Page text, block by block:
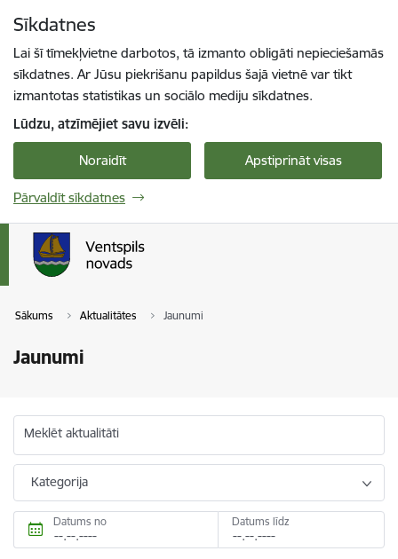
Sīkdatnes
Lai šī tīmekļvietne darbotos, tā izmanto obligāti nepieciešamās
sīkdatnes. Ar Jūsu piekrišanu papildus šajā vietnē var tikt
izmantotas statistikas un sociālo mediju sīkdatnes.
Lūdzu, atzīmējiet savu izvēli:
Noraidīt Apstiprināt visas
Pārvaldīt sīkdatnes
Sākums Aktualitātes Jaunumi
Jaunumi
Meklēt aktualitāti
Kategorija
Datums no Datums līdz